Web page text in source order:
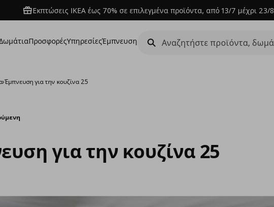
Εκπτώσεις IKEA έως 70% σε επιλεγμένα προϊόντα, από 13/7 μέχρι 23/8
ΠροσφορέςΥπηρεσίεςΈμπνευση
›Έμπνευση για την κουζίνα 25
για την κουζίνα 25